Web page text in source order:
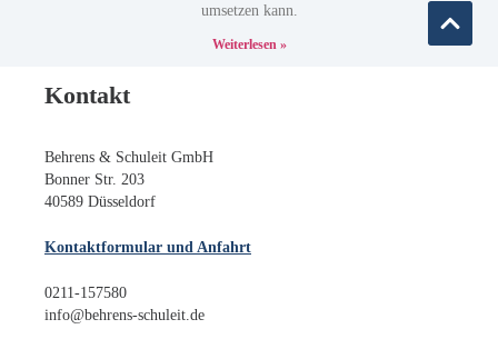
umsetzen kann.
Weiterlesen »
Kontakt
Behrens & Schuleit GmbH
Bonner Str. 203
40589 Düsseldorf
Kontaktformular und Anfahrt
0211-157580
info@behrens-schuleit.de